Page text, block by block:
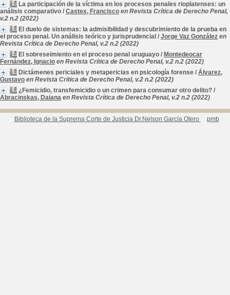
La participación de la víctima en los procesos penales rioplatenses: un
análisis comparativo / Castex, Francisco en Revista Crítica de Derecho Penal,
v.2 n.2 (2022)
El duelo de sistemas: la admisibilidad y descubrimiento de la prueba en
el proceso penal. Un análisis teórico y jurisprudencial / Jorge Vaz González en
Revista Crítica de Derecho Penal, v.2 n.2 (2022)
El sobreseimiento en el proceso penal uruguayo / Montedeocar
Fernández, Ignacio en Revista Crítica de Derecho Penal, v.2 n.2 (2022)
Dictámenes periciales y metapericias en psicología forense / Álvarez,
Gustavo en Revista Crítica de Derecho Penal, v.2 n.2 (2022)
¿Femicidio, transfemicidio o un crimen para consumar otro delito? /
Abracinskas, Daiana en Revista Crítica de Derecho Penal, v.2 n.2 (2022)
Biblioteca de la Suprema Corte de Justicia Dr.Nelson García Otero pmb